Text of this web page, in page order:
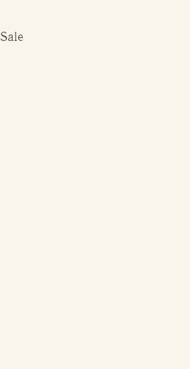
Sale